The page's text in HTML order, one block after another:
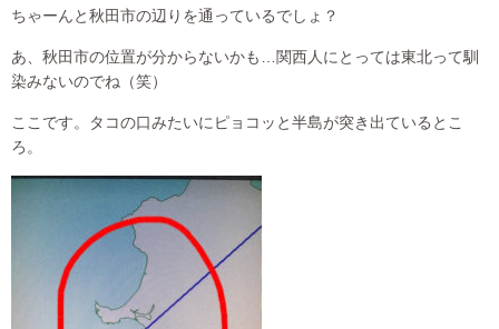
ちゃーんと秋田市の辺りを通っているでしょ？
あ、秋田市の位置が分からないかも…関西人にとっては東北って馴
染みないのでね（笑）
ここです。タコの口みたいにピョコッと半島が突き出ているとこ
ろ。